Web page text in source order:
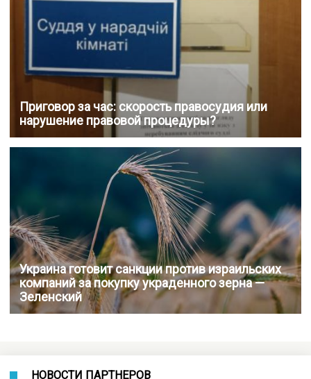
Приговор за час: скорость правосудия или
нарушение правовой процедуры?
Украина готовит санкции против израильских
компаний за покупку украденного зерна —
Зеленский
НОВОСТИ ПАРТНЕРОВ